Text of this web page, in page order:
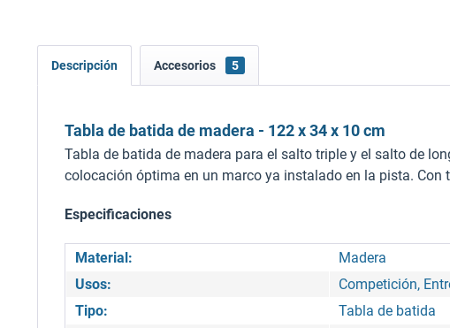
Descripción Accesorios 5
Tabla de batida de madera - 122 x 34 x 10 cm
Tabla de batida de madera para el salto triple y el salto de
colocación óptima en un marco ya instalado en la pista.
Especificaciones
Material:
Madera
Usos:
Competición,
Tipo:
Tabla de batida